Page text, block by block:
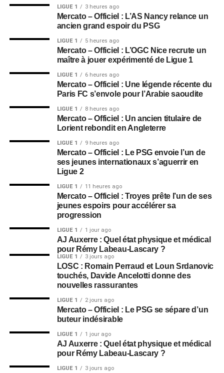
LIGUE 1 3 heures ago
Mercato – Officiel : L’AS Nancy relance un
ancien grand espoir du PSG
LIGUE 1 5 heures ago
Mercato – Officiel : L’OGC Nice recrute un
maître à jouer expérimenté de Ligue 1
LIGUE 1 6 heures ago
Mercato – Officiel : Une légende récente du
Paris FC s’envole pour l’Arabie saoudite
LIGUE 1 8 heures ago
Mercato – Officiel : Un ancien titulaire de
Lorient rebondit en Angleterre
LIGUE 1 9 heures ago
Mercato – Officiel : Le PSG envoie l’un de
ses jeunes internationaux s’aguerrir en
Ligue 2
LIGUE 1 11 heures ago
Mercato – Officiel : Troyes prête l’un de ses
jeunes espoirs pour accélérer sa
progression
LIGUE 1 1 jour ago
AJ Auxerre : Quel état physique et médical
pour Rémy Labeau-Lascary ?
LIGUE 1 3 jours ago
LOSC : Romain Perraud et Loun Srdanovic
touchés, Davide Ancelotti donne des
nouvelles rassurantes
LIGUE 1 2 jours ago
Mercato – Officiel : Le PSG se sépare d’un
buteur indésirable
LIGUE 1 1 jour ago
AJ Auxerre : Quel état physique et médical
pour Rémy Labeau-Lascary ?
LIGUE 1 3 jours ago